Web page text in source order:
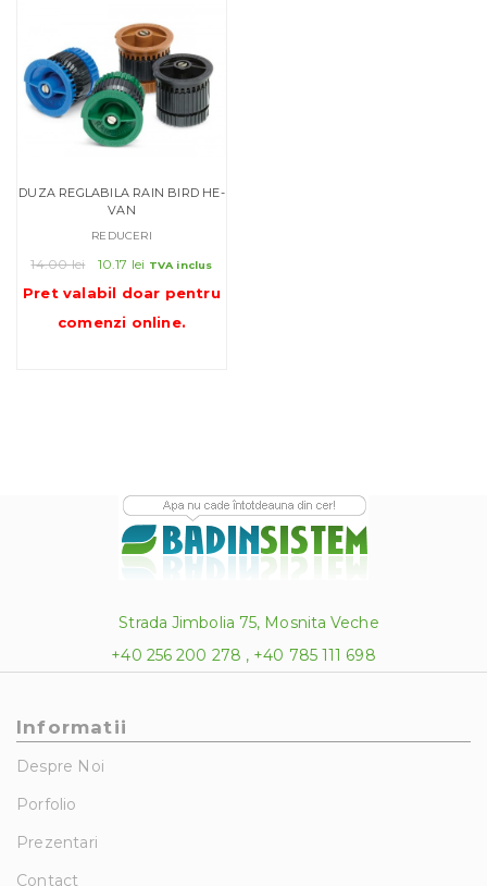
DUZA REGLABILA RAIN BIRD HE-
VAN
REDUCERI
14.00lei
Prețul
a
fost:
10.17 lei Prețul
este:
10.17 lei.
TVA inclus
Pret valabil doar pentru
comenzi online.
Strada Jimbolia 75, Mosnita Veche
+40 256 200 278 , +40 785 111 698
Informatii
Despre Noi
Porfolio
Prezentari
Contact